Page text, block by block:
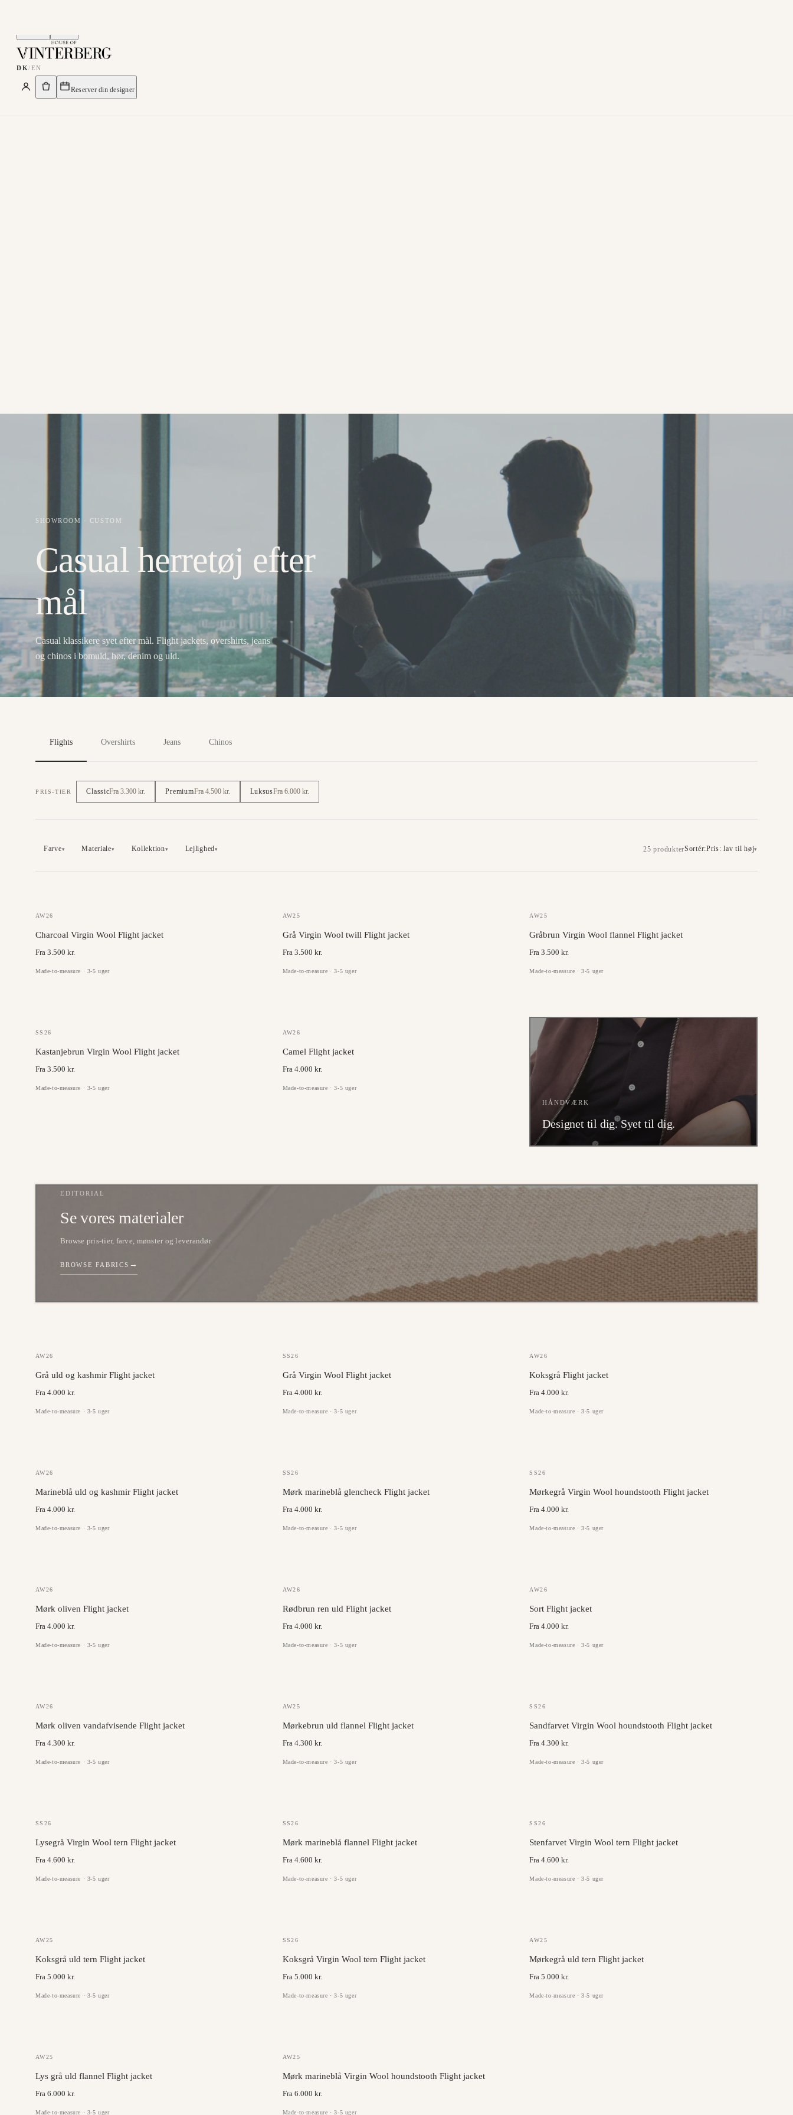
DK/EN
Reserver din designer
SHOWROOM · CUSTOM
Casual herretøj efter
mål
Casual klassikere syet efter mål. Flight jackets, overshirts, jeans
og chinos i bomuld, hør, denim og uld.
Flights Overshirts Jeans Chinos
PRIS-TIER ClassicFra 3.300 kr. PremiumFra 4.500 kr. LuksusFra 6.000 kr.
Farve▾ Materiale▾ Kollektion▾ Lejlighed▾ 25 produkterSortér:Pris: lav til høj▾
GAZABA
AW26
Charcoal Virgin Wool Flight jacket
Fra 3.500 kr.
Made-to-measure · 3-5 uger
JC COLLECTION
AW25
Grå Virgin Wool twill Flight jacket
Fra 3.500 kr.
Made-to-measure · 3-5 uger
JC COLLECTION
AW25
Gråbrun Virgin Wool flannel Flight jacket
Fra 3.500 kr.
Made-to-measure · 3-5 uger
JC COLLECTION
SS26
Kastanjebrun Virgin Wool Flight jacket
Fra 3.500 kr.
Made-to-measure · 3-5 uger
GAZABA
AW26
Camel Flight jacket
Fra 4.000 kr.
Made-to-measure · 3-5 uger
HÅNDVÆRK
Designet til dig. Syet til dig.
EDITORIAL
Se vores materialer
Browse pris-tier, farve, mønster og leverandør
BROWSE FABRICS →
GAZABA
AW26
Grå uld og kashmir Flight jacket
Fra 4.000 kr.
Made-to-measure · 3-5 uger
MARLANE
SS26
Grå Virgin Wool Flight jacket
Fra 4.000 kr.
Made-to-measure · 3-5 uger
GAZABA
AW26
Koksgrå Flight jacket
Fra 4.000 kr.
Made-to-measure · 3-5 uger
GAZABA
AW26
Marineblå uld og kashmir Flight jacket
Fra 4.000 kr.
Made-to-measure · 3-5 uger
MARLANE
SS26
Mørk marineblå glencheck Flight jacket
Fra 4.000 kr.
Made-to-measure · 3-5 uger
MARLANE
SS26
Mørkegrå Virgin Wool houndstooth Flight jacket
Fra 4.000 kr.
Made-to-measure · 3-5 uger
GAZABA
AW26
Mørk oliven Flight jacket
Fra 4.000 kr.
Made-to-measure · 3-5 uger
GAZABA
AW26
Rødbrun ren uld Flight jacket
Fra 4.000 kr.
Made-to-measure · 3-5 uger
GAZABA
AW26
Sort Flight jacket
Fra 4.000 kr.
Made-to-measure · 3-5 uger
OLMETEX
AW26
Mørk oliven vandafvisende Flight jacket
Fra 4.300 kr.
Made-to-measure · 3-5 uger
VITALE BARBERIS
AW25
Mørkebrun uld flannel Flight jacket
Fra 4.300 kr.
Made-to-measure · 3-5 uger
VITALE BARBERIS
SS26
Sandfarvet Virgin Wool houndstooth Flight jacket
Fra 4.300 kr.
Made-to-measure · 3-5 uger
ANGELICO
SS26
Lysegrå Virgin Wool tern Flight jacket
Fra 4.600 kr.
Made-to-measure · 3-5 uger
ANGELICO
SS26
Mørk marineblå flannel Flight jacket
Fra 4.600 kr.
Made-to-measure · 3-5 uger
ANGELICO
SS26
Stenfarvet Virgin Wool tern Flight jacket
Fra 4.600 kr.
Made-to-measure · 3-5 uger
DRAGO
AW25
Koksgrå uld tern Flight jacket
Fra 5.000 kr.
Made-to-measure · 3-5 uger
ANGELICO
SS26
Koksgrå Virgin Wool tern Flight jacket
Fra 5.000 kr.
Made-to-measure · 3-5 uger
DRAGO
AW25
Mørkegrå uld tern Flight jacket
Fra 5.000 kr.
Made-to-measure · 3-5 uger
DRAGO
AW25
Lys grå uld flannel Flight jacket
Fra 6.000 kr.
Made-to-measure · 3-5 uger
DRAGO
AW25
Mørk marineblå Virgin Wool houndstooth Flight jacket
Fra 6.000 kr.
Made-to-measure · 3-5 uger